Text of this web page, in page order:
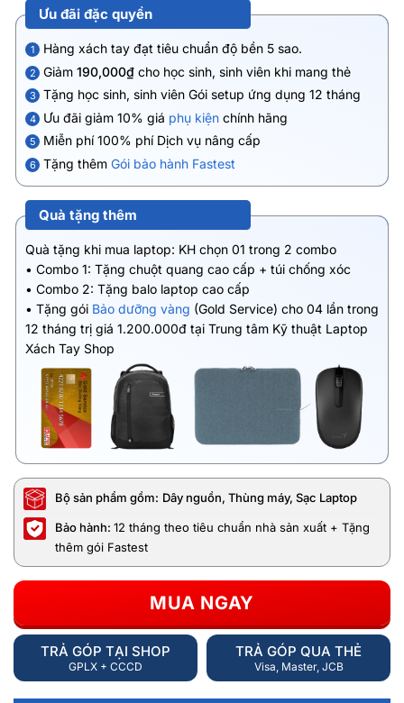
Ưu đãi đặc quyền
1 Hàng xách tay đạt tiêu chuẩn độ bền 5 sao.
2 Giảm 190,000₫ cho học sinh, sinh viên khi mang thẻ
3 Tặng học sinh, sinh viên Gói setup ứng dụng 12 tháng
4 Ưu đãi giảm 10% giá phụ kiện chính hãng
5 Miễn phí 100% phí Dịch vụ nâng cấp
6 Tặng thêm Gói bảo hành Fastest
Quà tặng thêm
Quà tặng khi mua laptop: KH chọn 01 trong 2 combo
• Combo 1: Tặng chuột quang cao cấp + túi chống xóc
• Combo 2: Tặng balo laptop cao cấp
• Tặng gói Bảo dưỡng vàng (Gold Service) cho 04 lần trong
12 tháng trị giá 1.200.000đ tại Trung tâm Kỹ thuật Laptop
Xách Tay Shop
Bộ sản phẩm gồm: Dây nguồn, Thùng máy, Sạc Laptop
Bảo hành: 12 tháng theo tiêu chuẩn nhà sản xuất + Tặng
thêm gói Fastest
MUA NGAY
TRẢ GÓP TẠI SHOP
GPLX + CCCD
TRẢ GÓP QUA THẺ
Visa, Master, JCB